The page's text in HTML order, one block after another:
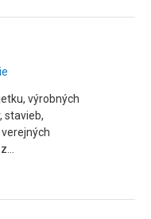
výrobných
stavieb,